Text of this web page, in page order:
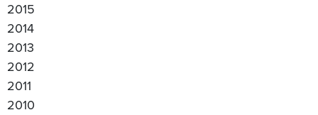
2015
2014
2013
2012
2011
2010